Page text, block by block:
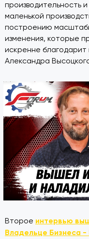
производительность
маленькой
построению
изменения, которые
искренне
Александра
Второе интервью
Владельце Бизнеса -